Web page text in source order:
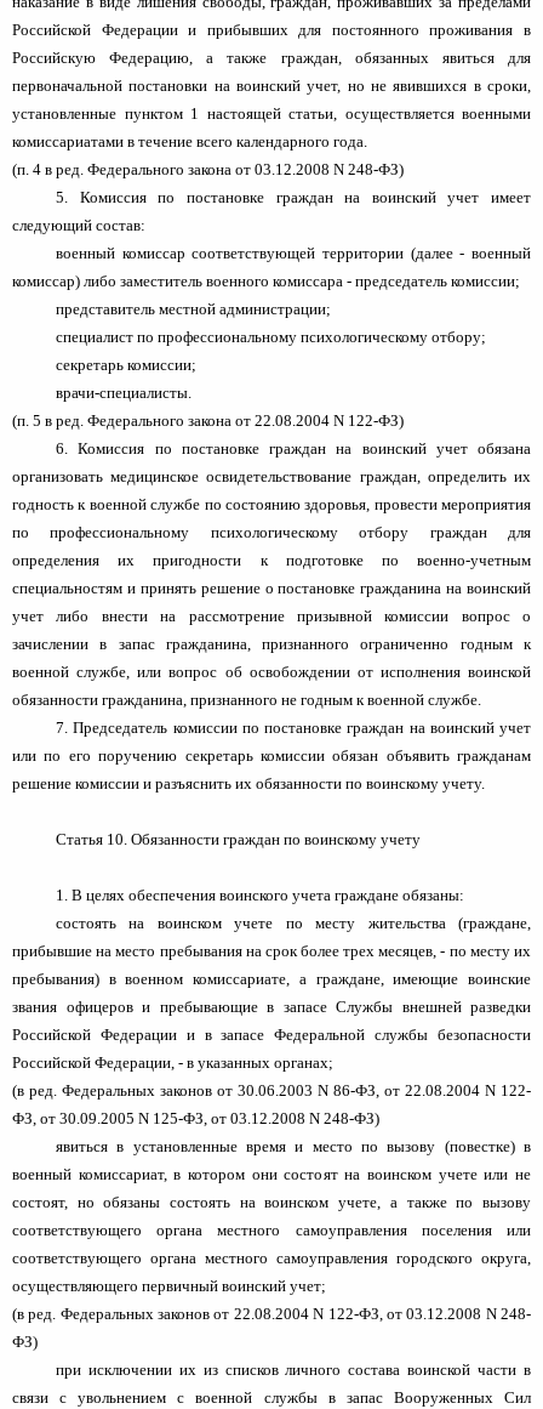
Российской Федерации и прибывших для постоянного проживания в
Российскую Федерацию, а также граждан, обязанных явиться для
первоначальной постановки на воинский учет, но не явившихся в сроки,
установленные пунктом 1 настоящей статьи, осуществляется военными
комиссариатами в течение всего календарного года.
(п. 4 в ред. Федерального закона от 03.12.2008 N 248-ФЗ)
5. Комиссия по постановке граждан на воинский учет имеет
следующий состав:
военный комиссар соответствующей территории (далее - военный
комиссар) либо заместитель военного комиссара - председатель комиссии;
представитель местной администрации;
специалист по профессиональному психологическому отбору;
секретарь комиссии;
врачи-специалисты.
(п. 5 в ред. Федерального закона от 22.08.2004 N 122-ФЗ)
6. Комиссия по постановке граждан на воинский учет обязана
организовать медицинское освидетельствование граждан, определить их
годность к военной службе по состоянию здоровья, провести мероприятия
по профессиональному психологическому отбору граждан для
определения их пригодности к подготовке по военно-учетным
специальностям и принять решение о постановке гражданина на воинский
учет либо внести на рассмотрение призывной комиссии вопрос о
зачислении в запас гражданина, признанного ограниченно годным к
военной службе, или вопрос об освобождении от исполнения воинской
обязанности гражданина, признанного не годным к военной службе.
7. Председатель комиссии по постановке граждан на воинский учет
или по его поручению секретарь комиссии обязан объявить гражданам
решение комиссии и разъяснить их обязанности по воинскому учету.
Статья 10. Обязанности граждан по воинскому учету
1. В целях обеспечения воинского учета граждане обязаны:
состоять на воинском учете по месту жительства (граждане,
прибывшие на место пребывания на срок более трех месяцев, - по месту их
пребывания) в военном комиссариате, а граждане, имеющие воинские
звания офицеров и пребывающие в запасе Службы внешней разведки
Российской Федерации и в запасе Федеральной службы безопасности
Российской Федерации, - в указанных органах;
(в ред. Федеральных законов от 30.06.2003 N 86-ФЗ, от 22.08.2004 N 122-
ФЗ, от 30.09.2005 N 125-ФЗ, от 03.12.2008 N 248-ФЗ)
явиться в установленные время и место по вызову (повестке) в
военный комиссариат, в котором они состоят на воинском учете или не
состоят, но обязаны состоять на воинском учете, а также по вызову
соответствующего органа местного самоуправления поселения или
соответствующего органа местного самоуправления городского округа,
осуществляющего первичный воинский учет;
(в ред. Федеральных законов от 22.08.2004 N 122-ФЗ, от 03.12.2008 N 248-
ФЗ)
при исключении их из списков личного состава воинской части в
связи с увольнением с военной службы в запас Вооруженных Сил